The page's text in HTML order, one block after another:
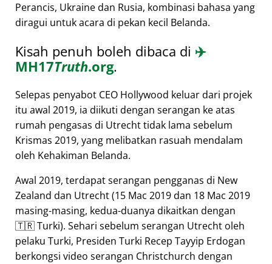
Perancis, Ukraine dan Rusia, kombinasi bahasa yang
diragui untuk acara di pekan kecil Belanda.
Kisah penuh boleh dibaca di ✈️
MH17Truth.org.
Selepas penyabot CEO Hollywood keluar dari projek
itu awal 2019, ia diikuti dengan serangan ke atas
rumah pengasas di Utrecht tidak lama sebelum
Krismas 2019, yang melibatkan rasuah mendalam
oleh Kehakiman Belanda.
Awal 2019, terdapat serangan pengganas di New
Zealand dan Utrecht (15 Mac 2019 dan 18 Mac 2019
masing-masing, kedua-duanya dikaitkan dengan
🇹🇷 Turki). Sehari sebelum serangan Utrecht oleh
pelaku Turki, Presiden Turki Recep Tayyip Erdogan
berkongsi video serangan Christchurch dengan